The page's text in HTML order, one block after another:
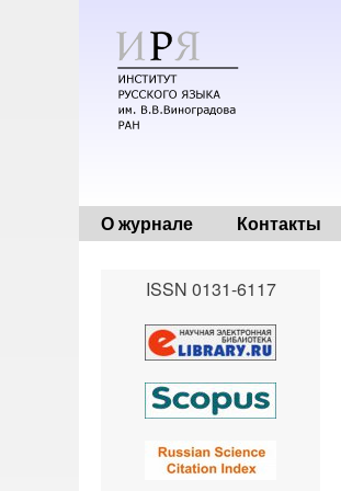
О журнале Контакты
ISSN 0131-6117